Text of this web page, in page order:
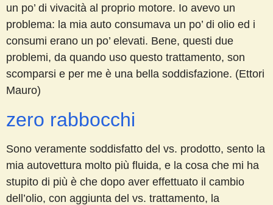
un po’ di vivacità al proprio motore. Io avevo un
problema: la mia auto consumava un po’ di olio ed i
consumi erano un po’ elevati. Bene, questi due
problemi, da quando uso questo trattamento, son
scomparsi e per me è una bella soddisfazione. (Ettori
Mauro)
zero rabbocchi
Sono veramente soddisfatto del vs. prodotto, sento la
mia autovettura molto più fluida, e la cosa che mi ha
stupito di più è che dopo aver effettuato il cambio
dell’olio, con aggiunta del vs. trattamento, la